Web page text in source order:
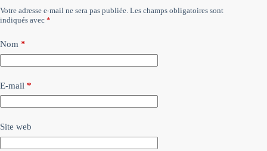
Votre adresse e-mail ne sera pas publiée. Les champs obligatoires sont
indiqués avec *
Nom *
E-mail *
Site web